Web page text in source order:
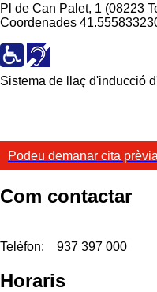
Pl de Can Palet, 1 (08223
Coordenades
Sistema de llaç d'inducció
Podeu demanar cita
Com contactar
Telèfon: 937 397 000
Horaris